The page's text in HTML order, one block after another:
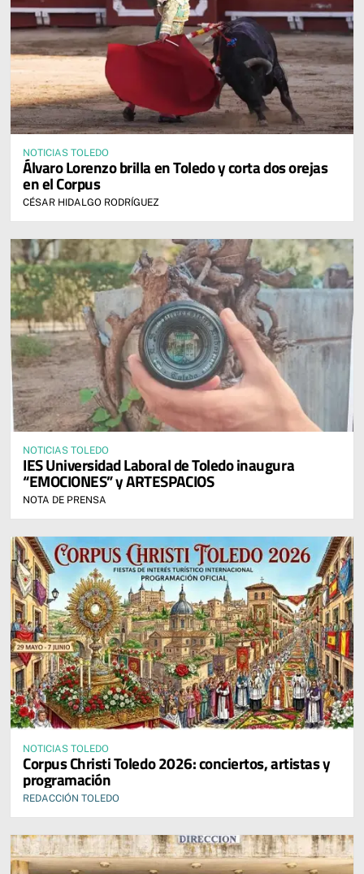
NOTICIAS TOLEDO
Álvaro Lorenzo brilla en Toledo y corta dos orejas
en el Corpus
CÉSAR HIDALGO RODRÍGUEZ
NOTICIAS TOLEDO
IES Universidad Laboral de Toledo inaugura
“EMOCIONES” y ARTESPACIOS
NOTA DE PRENSA
NOTICIAS TOLEDO
Corpus Christi Toledo 2026: conciertos, artistas y
programación
REDACCIÓN TOLEDO